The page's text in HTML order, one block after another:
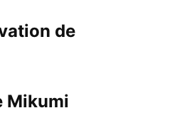
de
Mikumi